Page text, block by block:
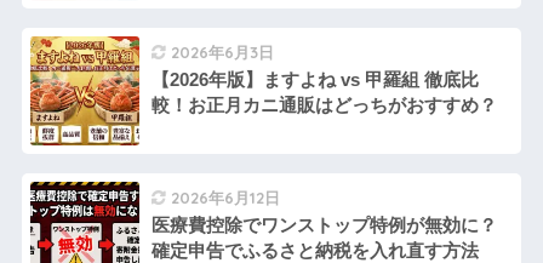
2026年6月3日
【2026年版】ますよね vs 甲羅組 徹底比
較！お正月カニ通販はどっちがおすすめ？
2026年6月12日
医療費控除でワンストップ特例が無効に？
確定申告でふるさと納税を入れ直す方法